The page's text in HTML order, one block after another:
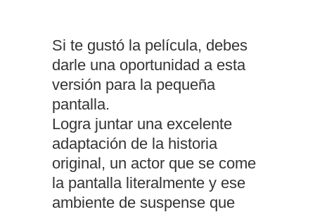
Si te gustó la película, debes
darle una oportunidad a esta
versión para la pequeña
pantalla.
Logra juntar una excelente
adaptación de la historia
original, un actor que se come
la pantalla literalmente y ese
ambiente de suspense que